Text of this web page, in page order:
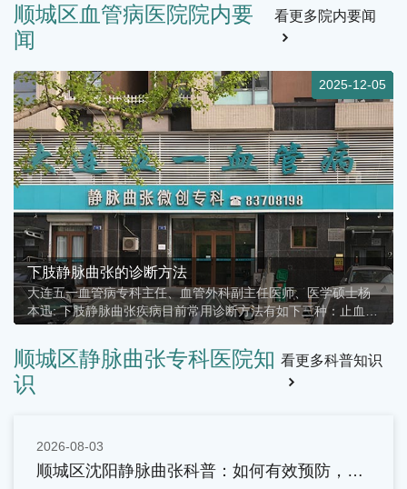
顺城区血管病医院院内要
闻
看更多院内要闻
2025-12-04
下肢静脉曲张的发病原因
​大连五一血管病专科主任、血管外科副主任医师、医学硕士杨
本迅:下肢静脉曲张为常见的周围血管疾病，其发病原因主要分
为以下3类：⑴从事长时间站立及走动或高强度体力劳动及体育
活动的人群；⑵家族遗传因素，静脉壁及瓣膜薄弱所致；⑶妊
娠期妇女
顺城区静脉曲张专科医院知
识
看更多科普知识
2026-08-03
顺城区沈阳静脉曲张科普：如何有效预防，守